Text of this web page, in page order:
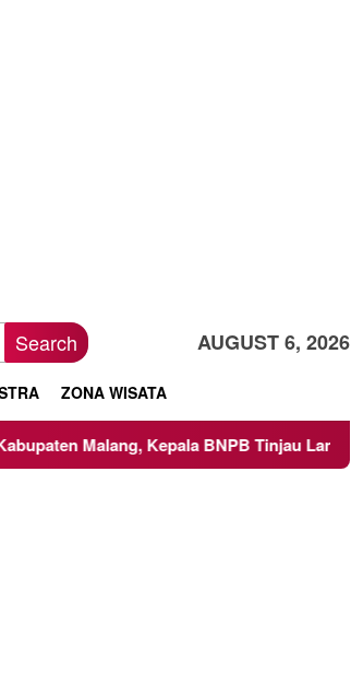
Search AUGUST 6, 2026
ZONA WISATA
Kepala BNPB Tinjau Langsung Lokasi